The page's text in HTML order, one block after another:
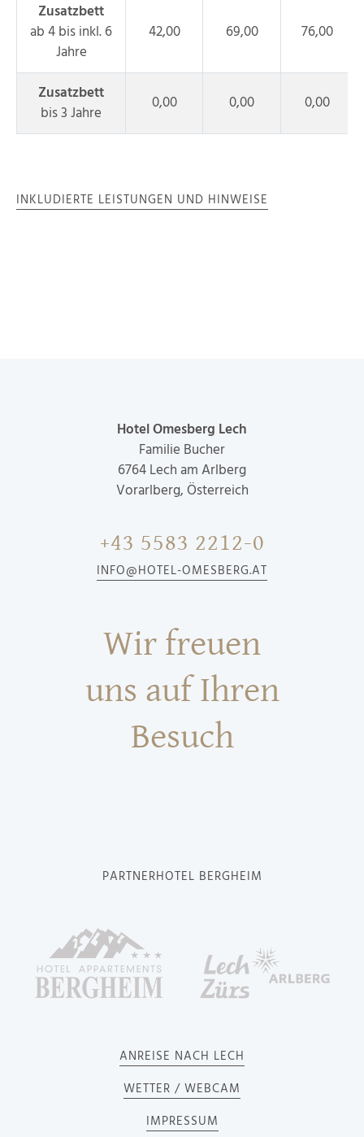
Zusatzbett
ab 4 bis inkl. 6
Jahre
42,00 69,00 76,00
Zusatzbett
bis 3 Jahre
0,00 0,00 0,00
INKLUDIERTE LEISTUNGEN UND HINWEISE
Hotel Omesberg Lech
Familie Bucher
6764 Lech am Arlberg
Vorarlberg, Österreich
+43 5583 2212-0
INFO@HOTEL-OMESBERG.AT
Wir freuen
uns auf Ihren
Besuch
PARTNERHOTEL BERGHEIM
ANREISE NACH LECH
WETTER / WEBCAM
IMPRESSUM